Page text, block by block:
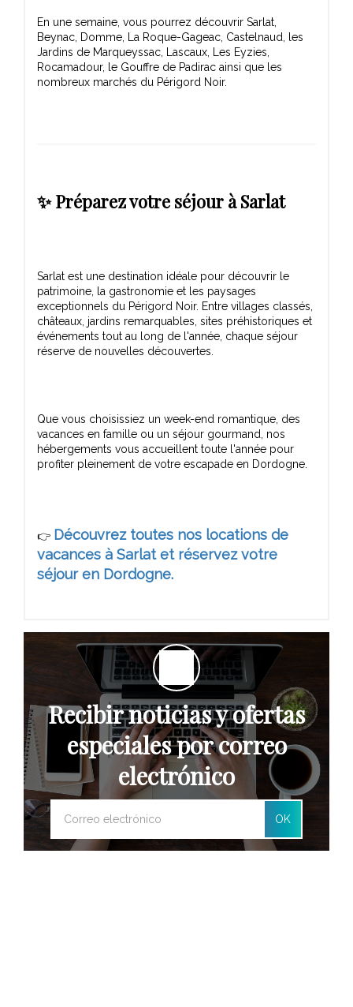
En une semaine, vous pourrez découvrir Sarlat,
Beynac, Domme, La Roque-Gageac, Castelnaud, les
Jardins de Marqueyssac, Lascaux, Les Eyzies,
Rocamadour, le Gouffre de Padirac ainsi que les
✨ Préparez votre séjour à Sarlat
Sarlat est une destination idéale pour découvrir le
patrimoine, la gastronomie et les paysages
exceptionnels du Périgord Noir. Entre villages classés,
châteaux, jardins remarquables, sites préhistoriques et
événements tout au long de l'année, chaque séjour
Que vous choisissiez un week-end romantique, des
vacances en famille ou un séjour gourmand, nos
hébergements vous accueillent toute l'année pour
👉 Découvrez toutes nos locations de
vacances à Sarlat et réservez votre
séjour en Dordogne.
Recibir noticias y ofertas
especiales por correo
electrónico
OK